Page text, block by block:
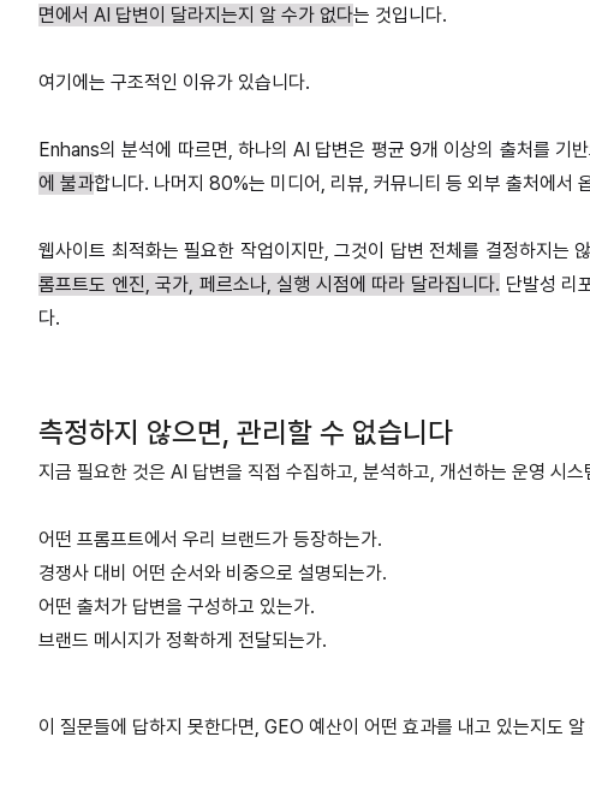
면에서 AI 답변이 달라지는지 알 수가 없다는 것입니다.
여기에는 구조적인 이유가 있습니다.
Enhans의 분석에 따르면, 하나의 AI 답변은 평균 9개 이상의 출처를 기
에 불과합니다. 나머지 80%는 미디어, 리뷰, 커뮤니티 등 외부 출처에서
웹사이트 최적화는 필요한 작업이지만, 그것이 답변 전체를 결정하지는
롬프트도 엔진, 국가, 페르소나, 실행 시점에 따라 달라집니다. 단발성 리
다.
측정하지 않으면, 관리할 수 없습니다
지금 필요한 것은 AI 답변을 직접 수집하고, 분석하고, 개선하는 운영 시
어떤 프롬프트에서 우리 브랜드가 등장하는가.
경쟁사 대비 어떤 순서와 비중으로 설명되는가.
어떤 출처가 답변을 구성하고 있는가.
브랜드 메시지가 정확하게 전달되는가.
이 질문들에 답하지 못한다면, GEO 예산이 어떤 효과를 내고 있는지도 알